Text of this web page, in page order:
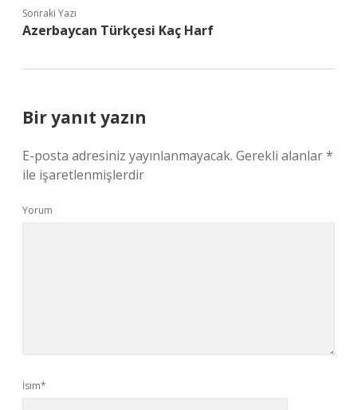
Sonraki Yazı
Azerbaycan Türkçesi Kaç Harf
Bir yanıt yazın
E-posta adresiniz yayınlanmayacak. Gerekli alanlar*
ile işaretlenmişlerdir
Yorum
İsim*